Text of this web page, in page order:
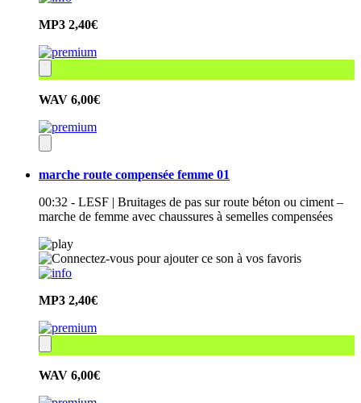
MP3 2,40€
WAV 6,00€
marche route compensée femme 01
00:32 - LESF | Bruitages de pas sur route béton ou ciment –
marche de femme avec chaussures à semelles compensées
MP3 2,40€
WAV 6,00€